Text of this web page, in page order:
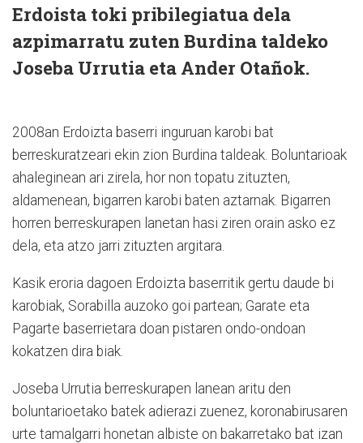
Erdoista toki pribilegiatua dela
azpimarratu zuten Burdina taldeko
Joseba Urrutia eta Ander Otañok.
2008an Erdoizta baserri inguruan karobi bat
berreskuratzeari ekin zion Burdina taldeak. Boluntarioak
ahaleginean ari zirela, hor non topatu zituzten,
aldamenean, bigarren karobi baten aztarnak. Bigarren
horren berreskurapen lanetan hasi ziren orain asko ez
dela, eta atzo jarri zituzten argitara.
Kasik eroria dagoen Erdoizta baserritik gertu daude bi
karobiak, Sorabilla auzoko goi partean; Garate eta
Pagarte baserrietara doan pistaren ondo-ondoan
kokatzen dira biak.
Joseba Urrutia berreskurapen lanean aritu den
boluntarioetako batek adierazi zuenez, koronabirusaren
urte tamalgarri honetan albiste on bakarretako bat izan